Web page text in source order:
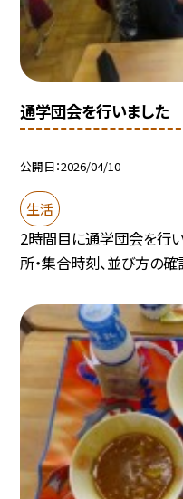
通学団会を行いました
公開日 2026/04/10
生活
2時間目に通学団会を行
所・集合時刻、並び方の確